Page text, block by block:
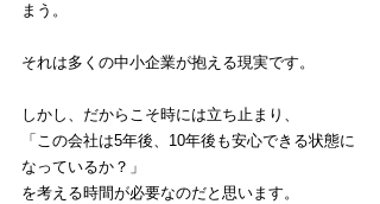
まう。
それは多くの中小企業が抱える現実です。
しかし、だからこそ時には立ち止まり、
「この会社は5年後、10年後も安心できる状態に
なっているか？」
を考える時間が必要なのだと思います。